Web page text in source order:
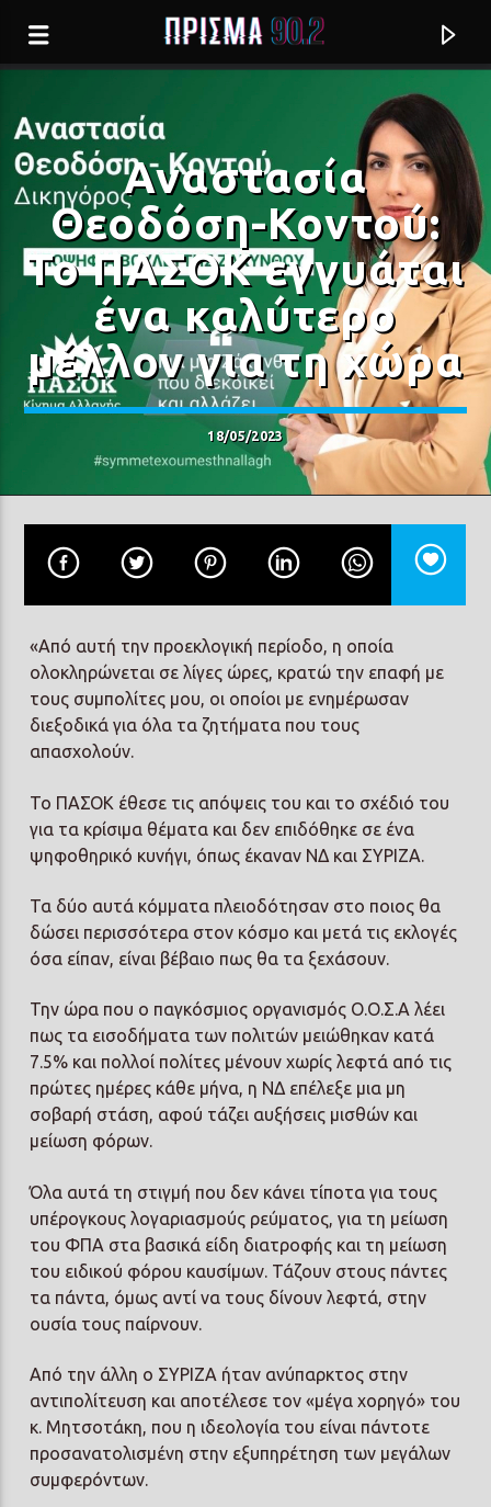
Current track
Σ' ΑΝΑΖΗΤΩ (FEAT
LES OMBRES, ΓΙΑΝΝΗΣ ΣΠΑΝΟΣ & ΑΝΝΑ
ΙΩΑΝΝΙΔΟΥ
Prisma Radio 90,2
Αναστασία
Θεοδόση-Κοντού:
Το ΠΑΣΟΚ εγγυάται
ένα καλύτερο
μέλλον για τη χώρα
18/05/2023
«Από αυτή την προεκλογική περίοδο, η οποία
ολοκληρώνεται σε λίγες ώρες, κρατώ την επαφή με
τους συμπολίτες μου, οι οποίοι με ενημέρωσαν
διεξοδικά για όλα τα ζητήματα που τους
απασχολούν.
Το ΠΑΣΟΚ έθεσε τις απόψεις του και το σχέδιό του
για τα κρίσιμα θέματα και δεν επιδόθηκε σε ένα
ψηφοθηρικό κυνήγι, όπως έκαναν ΝΔ και ΣΥΡΙΖΑ.
Τα δύο αυτά κόμματα πλειοδότησαν στο ποιος θα
δώσει περισσότερα στον κόσμο και μετά τις εκλογές
όσα είπαν, είναι βέβαιο πως θα τα ξεχάσουν.
Την ώρα που ο παγκόσμιος οργανισμός Ο.Ο.Σ.Α λέει
πως τα εισοδήματα των πολιτών μειώθηκαν κατά
7.5% και πολλοί πολίτες μένουν χωρίς λεφτά από τις
πρώτες ημέρες κάθε μήνα, η ΝΔ επέλεξε μια μη
σοβαρή στάση, αφού τάζει αυξήσεις μισθών και
μείωση φόρων.
Όλα αυτά τη στιγμή που δεν κάνει τίποτα για τους
υπέρογκους λογαριασμούς ρεύματος, για τη μείωση
του ΦΠΑ στα βασικά είδη διατροφής και τη μείωση
του ειδικού φόρου καυσίμων. Τάζουν στους πάντες
τα πάντα, όμως αντί να τους δίνουν λεφτά, στην
ουσία τους παίρνουν.
Από την άλλη ο ΣΥΡΙΖΑ ήταν ανύπαρκτος στην
αντιπολίτευση και αποτέλεσε τον «μέγα χορηγό» του
κ. Μητσοτάκη, που η ιδεολογία του είναι πάντοτε
προσανατολισμένη στην εξυπηρέτηση των μεγάλων
συμφερόντων.